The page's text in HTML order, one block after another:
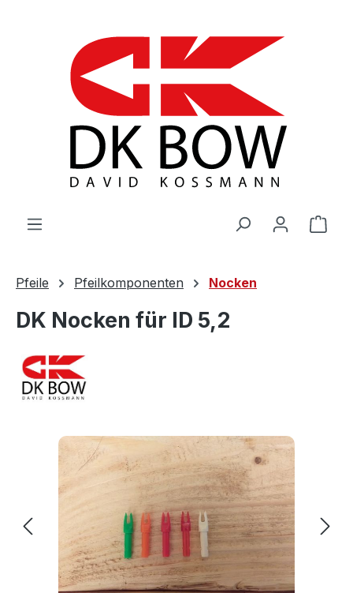
Pfeile Pfeilkomponenten Nocken
DK Nocken für ID 5,2
Bildergalerie überspringen